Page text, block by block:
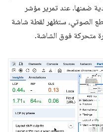
ضمنها. عند تمرير مؤشر
الصوتي، ستظهر لقطة شاشة
متحركة فوق الشاشة.